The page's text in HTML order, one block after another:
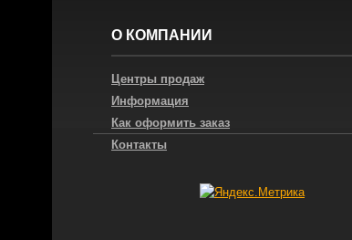
О КОМПАНИИ
Центры продаж
Информация
Как оформить заказ
Контакты